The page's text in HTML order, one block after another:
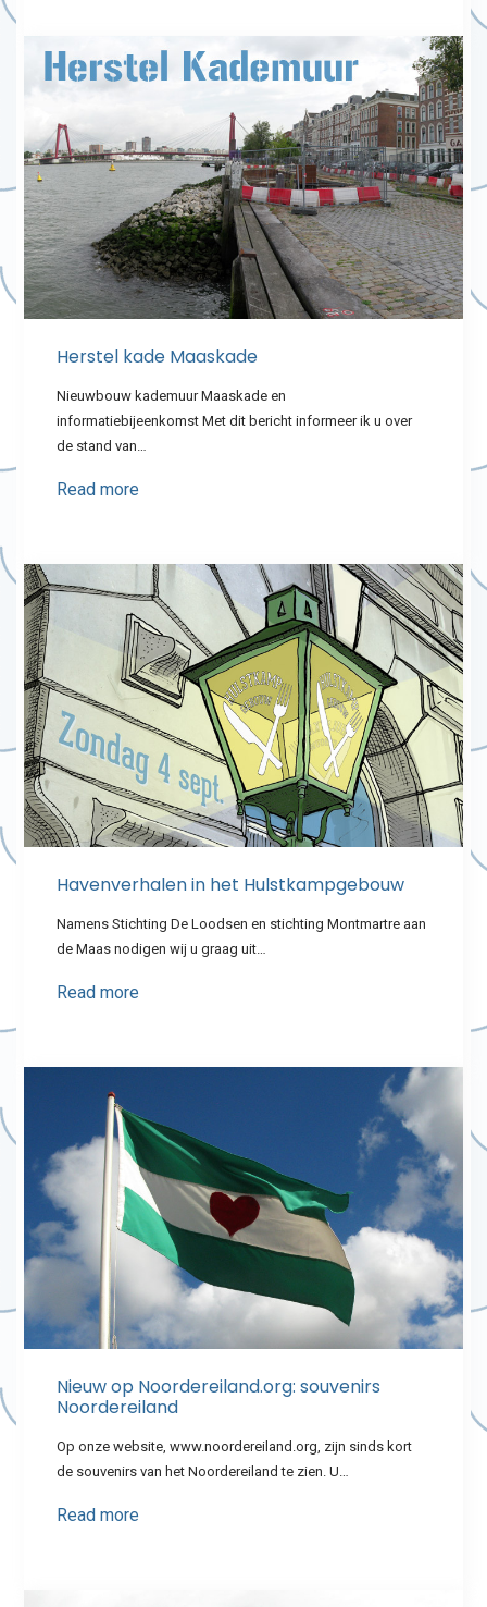
Herstel kade Maaskade
Nieuwbouw kademuur Maaskade en
informatiebijeenkomst Met dit bericht informeer ik u over
de stand van…
Read more
Havenverhalen in het Hulstkampgebouw
Namens Stichting De Loodsen en stichting Montmartre aan
de Maas nodigen wij u graag uit…
Read more
Nieuw op Noordereiland.org: souvenirs
Noordereiland
Op onze website, www.noordereiland.org, zijn sinds kort
de souvenirs van het Noordereiland te zien. U…
Read more